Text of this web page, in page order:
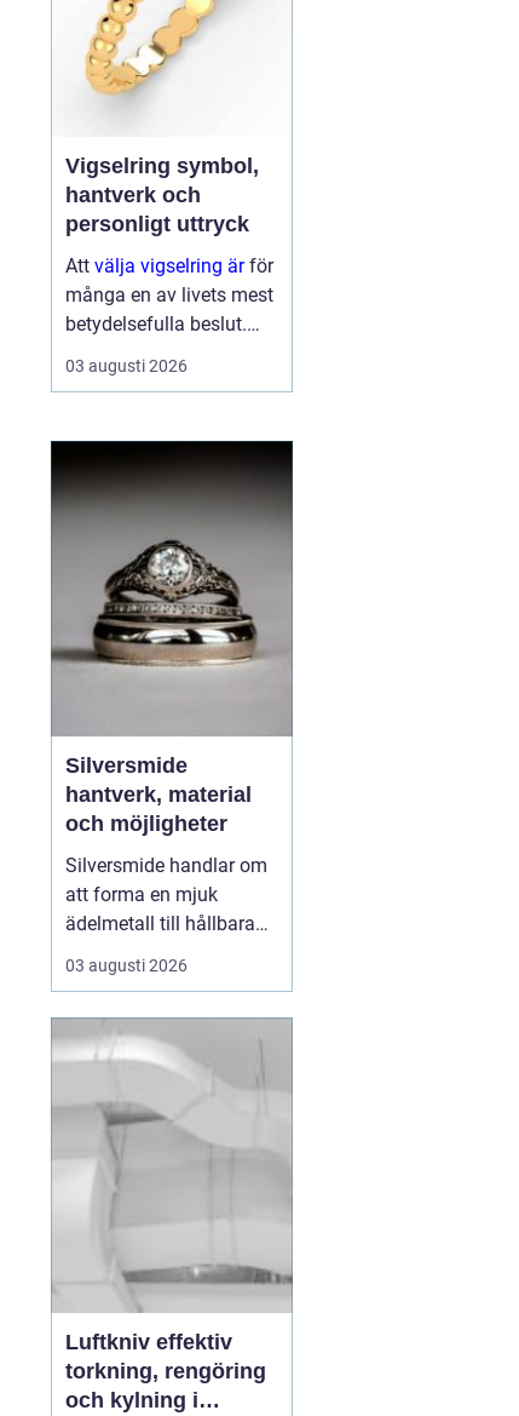
Vigselring symbol,
hantverk och
personligt uttryck
Att välja vigselring ärför
många en av livets mest
betydelsefulla beslut.
Ringen ska bäras varje
dag, under lång tid, och
som formades i en sp...
03 augusti 2026
Silversmide
hantverk, material
och möjligheter
Silversmide handlar om
att forma en mjuk
ädelmetall till hållbara
och personliga föremål. I
grunden rör det sig om
såga, fila, hamra och
löda. I praktiken rymmer
hantverket en hel värld
av tekniker, verktyg,
legeringar och uttryck.
03 augusti 2026
Luftkniv effektiv
torkning, rengöring
och kylning i